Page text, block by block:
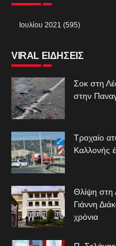
VIRAL ΕΙΔΗΣΕΙΣ
Σοκ στη
στην
Τροχαίο
Καλλονής
Θλίψη στη
Γιάννη
χρόνια